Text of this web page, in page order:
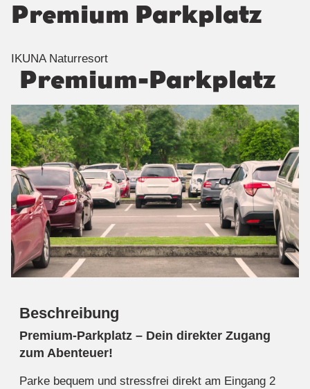
Premium Parkplatz
IKUNA Naturresort
Premium-Parkplatz
Beschreibung
Premium-Parkplatz – Dein direkter Zugang
zum Abenteuer!
Parke bequem und stressfrei direkt am Eingang 2